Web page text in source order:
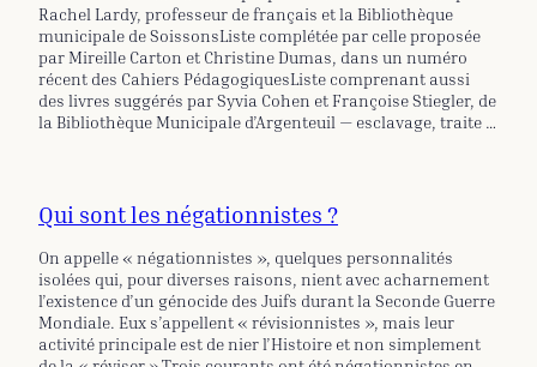
Rachel Lardy, professeur de français et la Bibliothèque
municipale de SoissonsListe complétée par celle proposée
par Mireille Carton et Christine Dumas, dans un numéro
récent des Cahiers PédagogiquesListe comprenant aussi
des livres suggérés par Syvia Cohen et Françoise Stiegler, de
la Bibliothèque Municipale d’Argenteuil — esclavage, traite …
Qui sont les négationnistes ?
On appelle « négationnistes », quelques personnalités
isolées qui, pour diverses raisons, nient avec acharnement
l’existence d’un génocide des Juifs durant la Seconde Guerre
Mondiale. Eux s’appellent « révisionnistes », mais leur
activité principale est de nier l’Histoire et non simplement